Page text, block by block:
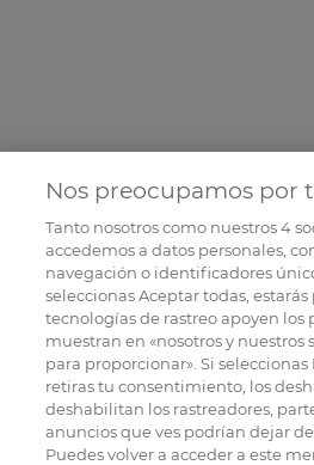
Nos preocupamos por
Tanto nosotros como nuestros4
accedemos a datos personales,
navegación o identificadores
seleccionas Aceptar todas,
tecnologías de rastreo apoyen los
muestran en «nosotros y nuestros
para proporcionar». Si seleccionas
retiras tu consentimiento, los
deshabilitan los rastreadores,
anuncios que ves podrían dejar
Puedes volver a acceder a este